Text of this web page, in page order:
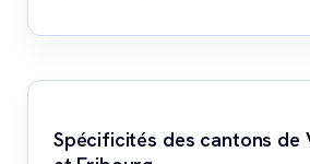
Spécificités des cantons de